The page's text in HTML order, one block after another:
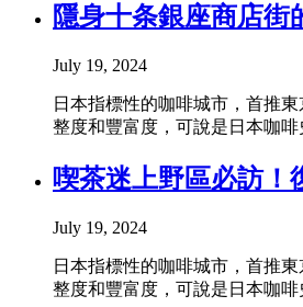
隱身十条銀座商店街
July 19, 2024
日本指標性的咖啡城市，首推
整度和豐富度，可說是日本咖
喫茶迷上野區必訪！
July 19, 2024
日本指標性的咖啡城市，首推
整度和豐富度，可說是日本咖